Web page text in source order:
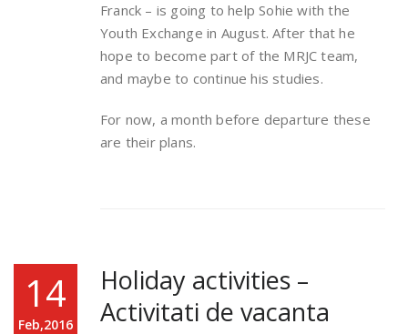
Franck – is going to help Sohie with the
Youth Exchange in August. After that he
hope to become part of the MRJC team,
and maybe to continue his studies.
For now, a month before departure these
are their plans.
14
Feb,2016
Holiday activities –
Activitati de vacanta